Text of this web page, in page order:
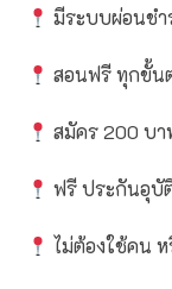
มีระบบผ่อนชำ
สอนฟรี ทุกขั้น
สมัคร 200 บา
ฟรี ประกันอุบั
ไม่ต้องใช้คน ห